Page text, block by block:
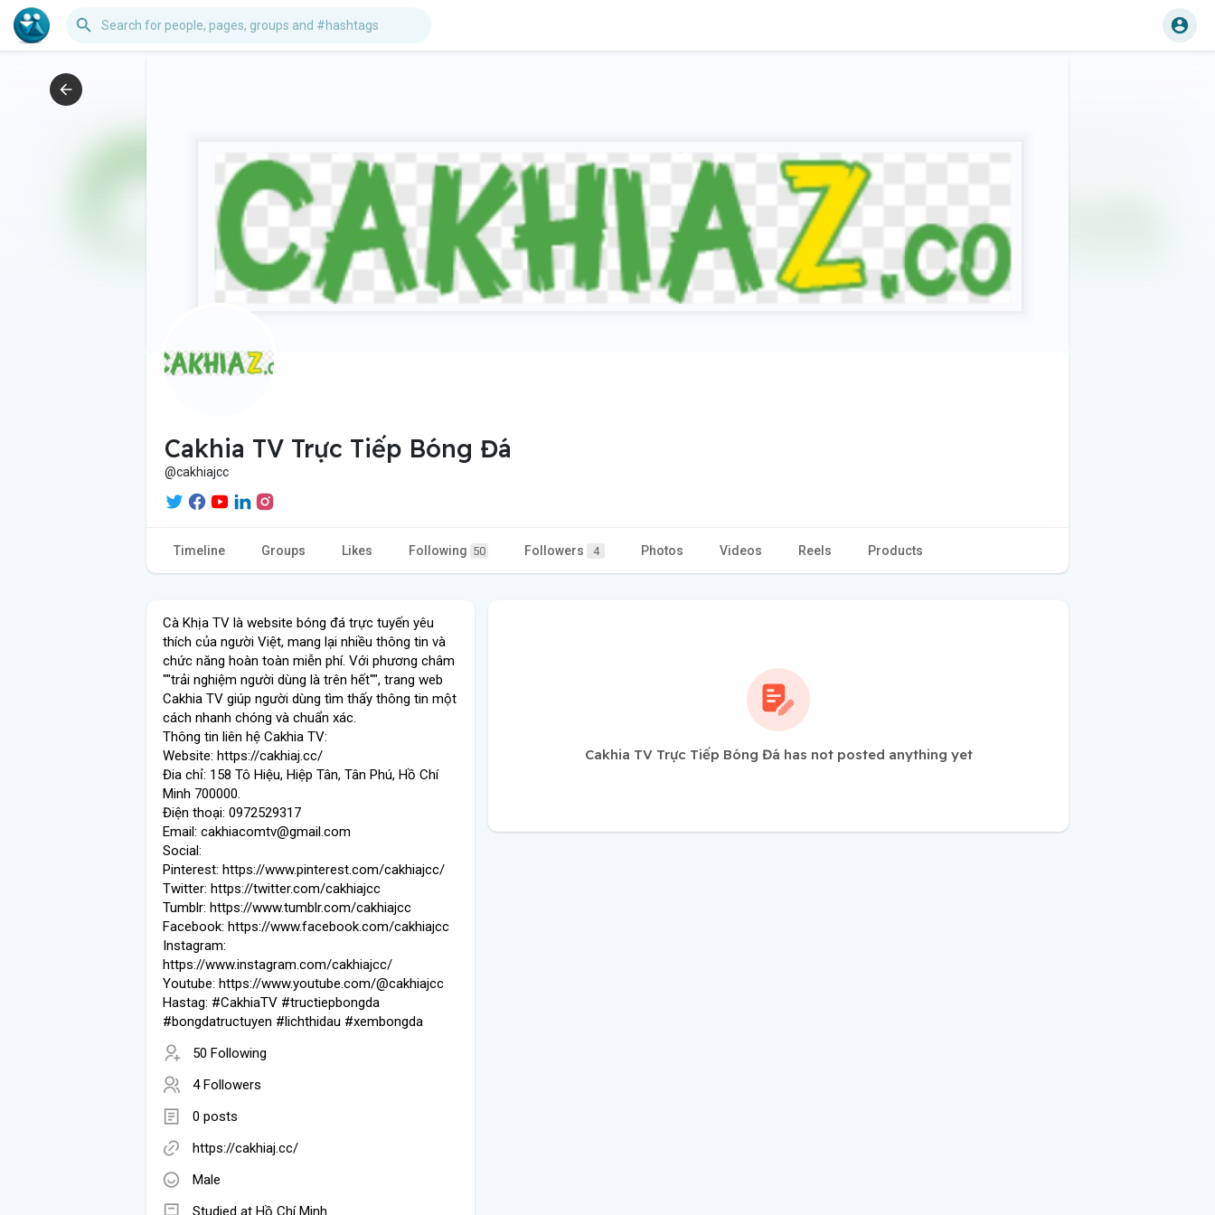
Cakhia TV Trực Tiếp Bóng Đá
@cakhiajcc
Timeline Groups Likes Following 50 Followers 4 Photos Videos Reels Products
Cà Khịa TV là website bóng đá trực tuyến yêu
thích của người Việt, mang lại nhiều thông tin và
chức năng hoàn toàn miễn phí. Với phương châm
""trải nghiệm người dùng là trên hết"", trang web
Cakhia TV giúp người dùng tìm thấy thông tin một
cách nhanh chóng và chuẩn xác.
Thông tin liên hệ Cakhia TV:
Website: https://cakhiaj.cc/
Đia chỉ: 158 Tô Hiệu, Hiệp Tân, Tân Phú, Hồ Chí
Minh 700000.
Điện thoại: 0972529317
Email: cakhiacomtv@gmail.com
Social:
Pinterest: https://www.pinterest.com/cakhiajcc/
Twitter: https://twitter.com/cakhiajcc
Tumblr: https://www.tumblr.com/cakhiajcc
Facebook: https://www.facebook.com/cakhiajcc
Instagram:
https://www.instagram.com/cakhiajcc/
Youtube: https://www.youtube.com/@cakhiajcc
Hastag: #CakhiaTV #tructiepbongda
#bongdatructuyen #lichthidau #xembongda
50 Following
4 Followers
0 posts
https://cakhiaj.cc/
Male
Studied at Hồ Chí Minh
Cakhia TV Trực Tiếp Bóng Đá has not posted anything yet